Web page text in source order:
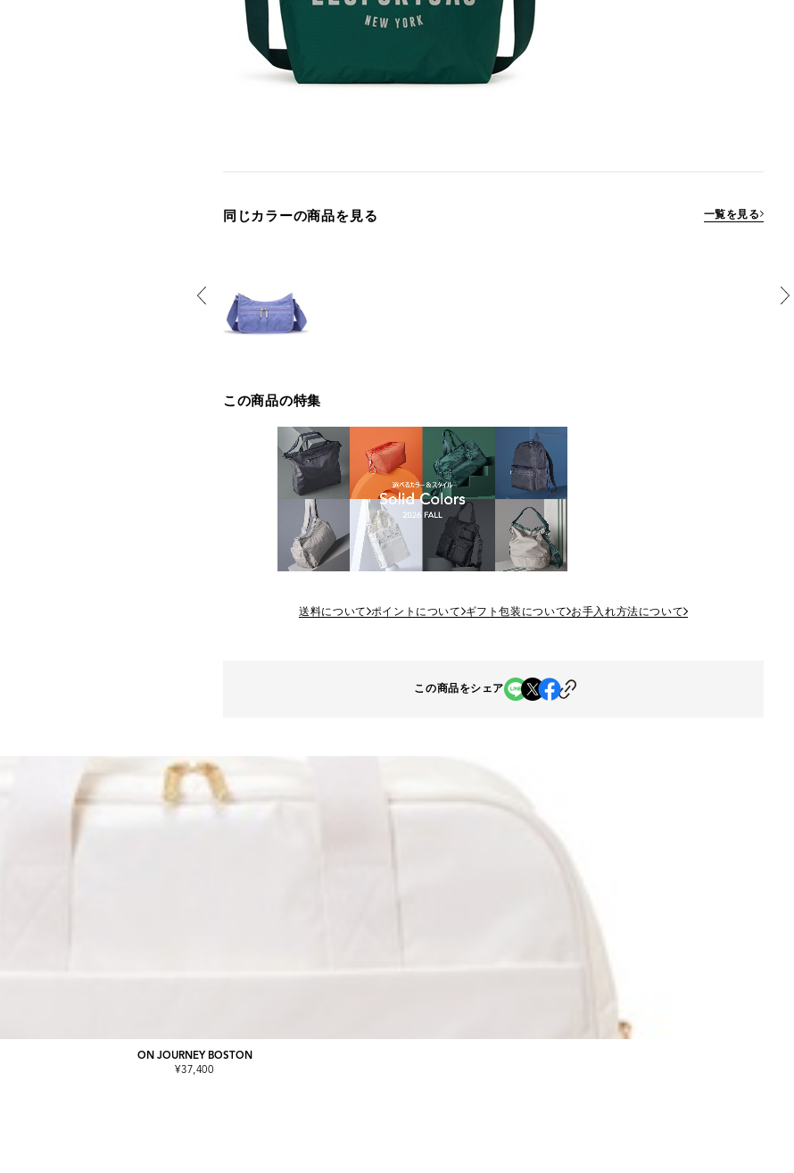
同じカラーの商品を見る 一覧を見る
この商品の特集
送料について ポイントについて ギフト包装について お手入れ方法について
この商品をシェア
ON JOURNEY BOSTON
¥37,400